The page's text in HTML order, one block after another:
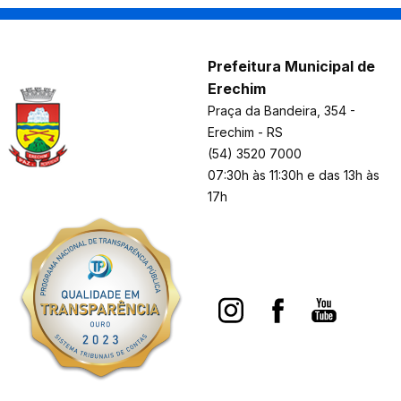
Prefeitura Municipal de
Erechim
Praça da Bandeira, 354 -
Erechim - RS
(54) 3520 7000
07:30h às 11:30h e das 13h às
17h